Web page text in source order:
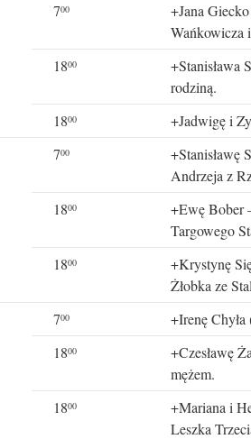
700
+Jana
Wańkowicza
1800
+Stanisława
rodziną.
1800 +Jadwigę i
700
+Stanisławę
Andrzeja z
1800
+Ewę Bober
Targowego
1800
+Krystynę
Żłobka ze
700
+Irenę
1800
+Czesławę
mężem.
1800
+Mariana i
Leszka